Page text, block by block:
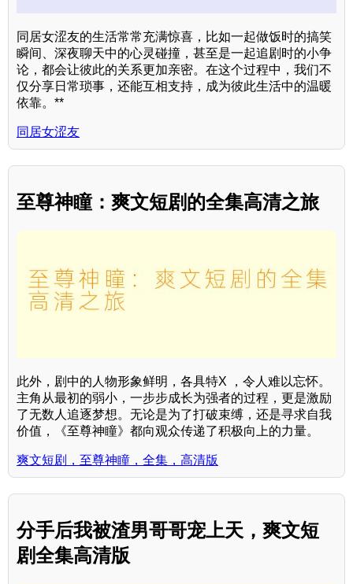
同居女涩友的生活常常充满惊喜，比如一起做饭时的搞笑
瞬间、深夜聊天中的心灵碰撞，甚至是一起追剧时的小争
论，都会让彼此的关系更加亲密。在这个过程中，我们不
仅分享日常琐事，还能互相支持，成为彼此生活中的温暖
依靠。**
同居女涩友
至尊神瞳：爽文短剧的全集高清之旅
此外，剧中的人物形象鲜明，各具特X ，令人难以忘怀。
主角从最初的弱小，一步步成长为强者的过程，更是激励
了无数人追逐梦想。无论是为了打破束缚，还是寻求自我
价值，《至尊神瞳》都向观众传递了积极向上的力量。
爽文短剧，至尊神瞳，全集，高清版
分手后我被渣男哥哥宠上天，爽文短
剧全集高清版